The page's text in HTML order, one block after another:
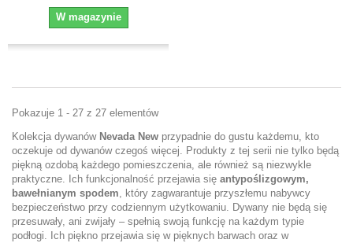
W magazynie
Pokazuje 1 - 27 z 27 elementów
Kolekcja dywanów Nevada New przypadnie do gustu każdemu, kto
oczekuje od dywanów czegoś więcej. Produkty z tej serii nie tylko będą
piękną ozdobą każdego pomieszczenia, ale również są niezwykle
praktyczne. Ich funkcjonalność przejawia się antypoślizgowym,
bawełnianym spodem, który zagwarantuje przyszłemu nabywcy
bezpieczeństwo przy codziennym użytkowaniu. Dywany nie będą się
przesuwały, ani zwijały – spełnią swoją funkcję na każdym typie
podłogi. Ich piękno przejawia się w pięknych barwach oraz w